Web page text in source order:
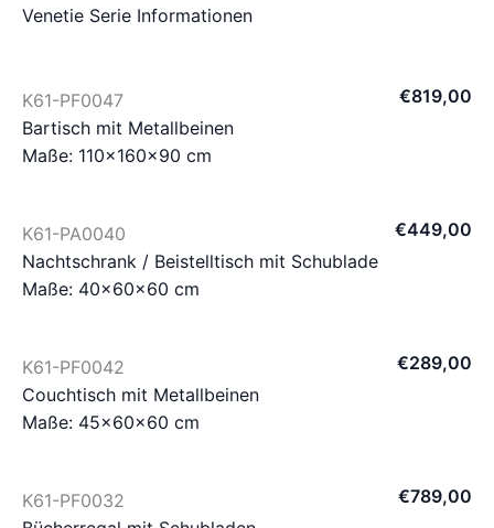
Venetie Serie Informationen
K61-PF0047 €819,00
Bartisch mit Metallbeinen
Maße: 110×160×90 cm
K61-PA0040 €449,00
Nachtschrank / Beistelltisch mit Schublade
Maße: 40×60×60 cm
K61-PF0042 €289,00
Couchtisch mit Metallbeinen
Maße: 45×60×60 cm
K61-PF0032 €789,00